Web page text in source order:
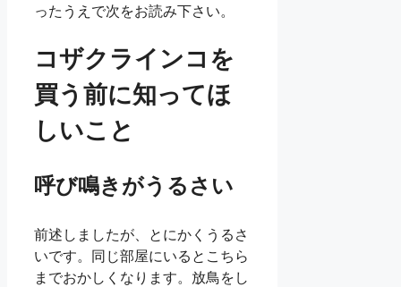
ったうえで次をお読み下さい。
コザクラインコを
買う前に知ってほ
しいこと
呼び鳴きがうるさい
前述しましたが、とにかくうるさ
いです。同じ部屋にいるとこちら
までおかしくなります。放鳥をし